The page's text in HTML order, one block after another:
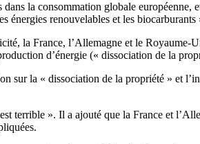
la consommation globale européenne,
énergies renouvelables et les biocarburants
la France, l’Allemagne et le
d’énergie (« dissociation de la
sur la « dissociation de la propriété » et
terrible ». Il a ajouté que la France et